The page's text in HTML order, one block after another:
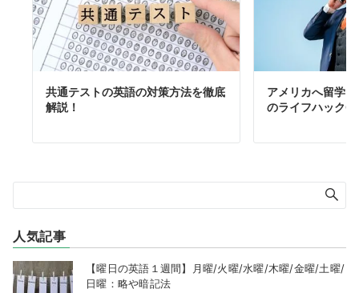
共通テストの英語の対策方法を徹底
解説！
アメリカへ留学
のライフハック6
人気記事
【曜日の英語１週間】月曜/火曜/水曜/木曜/金曜/土曜/
日曜：略や暗記法